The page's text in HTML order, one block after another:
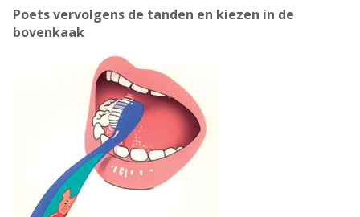
Poets vervolgens de tanden en kiezen in de
bovenkaak